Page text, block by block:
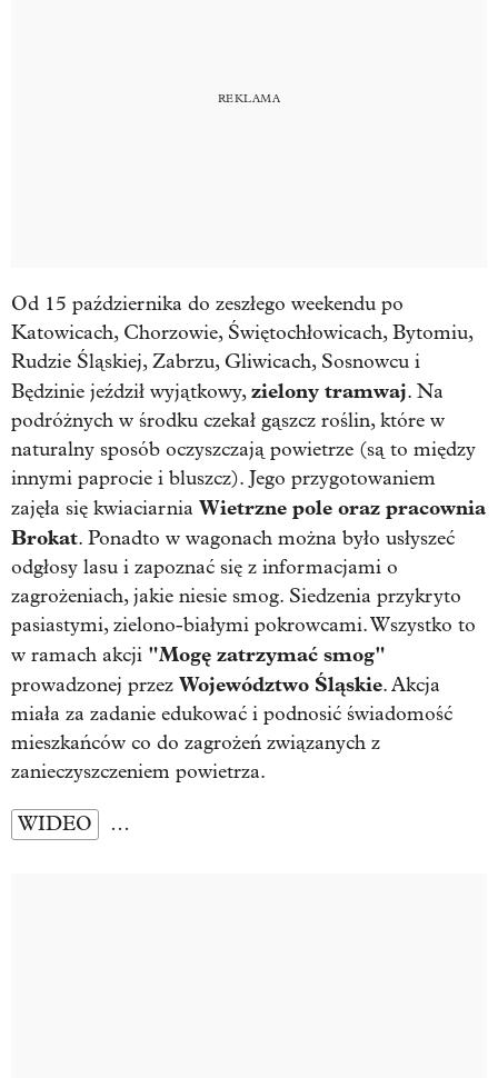
Od 15 października do zeszłego weekendu po
Katowicach, Chorzowie, Świętochłowicach, Bytomiu,
Rudzie Śląskiej, Zabrzu, Gliwicach, Sosnowcu i
Będzinie jeździł wyjątkowy,zielony tramwaj. Na
podróżnych w środku czekał gąszcz roślin, które w
naturalny sposób oczyszczają powietrze (są to między
innymi paprocie i bluszcz). Jego przygotowaniem
zajęła się kwiaciarnia Wietrzne pole oraz pracownia
Brokat. Ponadto w wagonach można było usłyszeć
odgłosy lasu i zapoznać się z informacjami o
zagrożeniach, jakie niesie smog. Siedzenia przykryto
pasiastymi, zielono-białymi pokrowcami. Wszystko to
w ramach akcji "Mogę zatrzymać smog"
prowadzonej przez Województwo Śląskie. Akcja
miała za zadanie edukować i podnosić świadomość
mieszkańców co do zagrożeń związanych z
zanieczyszczeniem powietrza.
WIDEO …